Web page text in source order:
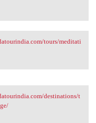
tours/meditati
destinations/t